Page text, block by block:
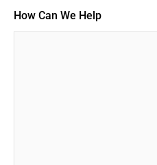
How Can We Help